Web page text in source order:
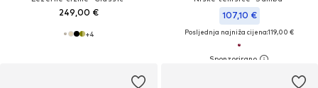
249,00 €
+4
107,10 €
Posljednja najniža cijena:119,00 €